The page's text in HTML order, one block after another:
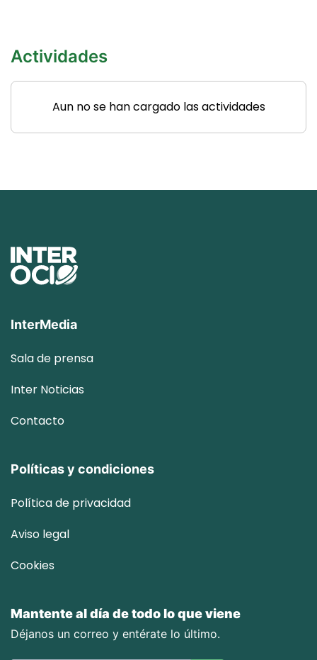
Actividades
Aun no se han cargado las actividades
InterMedia
Sala de prensa
Inter Noticias
Contacto
Políticas y condiciones
Política de privacidad
Aviso legal
Cookies
Mantente al día de todo lo que viene
Déjanos un correo y entérate lo último.